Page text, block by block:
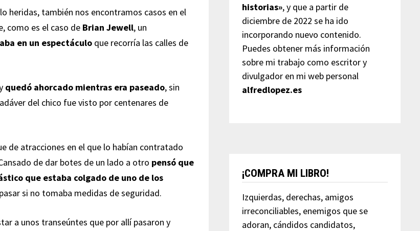
heridas, también nos encontramos casos en el
como es el caso de Brian Jewell, un
en un espectáculo que recorría las calles de
quedó ahorcado mientras era paseado, sin
del chico fue visto por centenares de
de atracciones en el que lo habían contratado
de dar botes de un lado a otro pensó que
que estaba colgado de uno de los
si no tomaba medidas de seguridad.
a unos transeúntes que por allí pasaron y
historias», y que a partir de
diciembre de 2022 se ha ido
incorporando nuevo contenido.
Puedes obtener más información
sobre mi trabajo como escritor y
divulgador en mi web personal
alfredlopez.es
¡COMPRA MI LIBRO!
Izquierdas, derechas, amigos
irreconciliables, enemigos que se
adoran, cándidos candidatos,